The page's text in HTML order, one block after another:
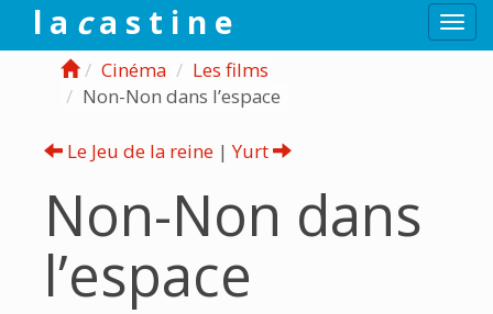
l a ca s t i n e
Cinéma
Les films
Non-Non dans l’espace
Le Jeu de la reine |Yurt
Non-Non dans
l’espace